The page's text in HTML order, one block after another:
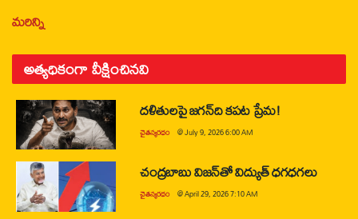
మరిన్ని
అత్యధికంగా వీక్షించినవి
దళితులపై జగన్‌ది కపట ప్రేమ!
చైతన్యరధం @July 9, 2026 6:00 AM
చంద్రబాబు విజన్‌తో విద్యుత్ ధగధగలు
చైతన్యరధం @April 29, 2026 7:10 AM